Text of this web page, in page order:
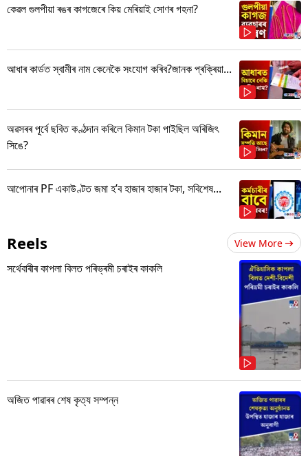
কেৱল গুলপীয়া ৰঙৰ কাগজেৰে কিয় মেৰিয়াই সোণৰ গহনা?
আধাৰ কাৰ্ডত স্বামীৰ নাম কেনেকৈ সংযোগ কৰিব?জানক প্ৰক্ৰিয়া...
অৱসৰৰ পূৰ্বে ছবিত কণ্ঠদান কৰিলে কিমান টকা পাইছিল অৰিজিৎ
সিঙে?
আপোনাৰ PF একাউণ্টত জমা হ’ব হাজাৰ হাজাৰ টকা, সবিশেষ...
Reels View More
সৰ্থেবাৰীৰ কাপলা বিলত পৰিভ্ৰমী চৰাইৰ কাকলি
অজিত পাৱাৰৰ শেষ কৃত্য সম্পন্ন